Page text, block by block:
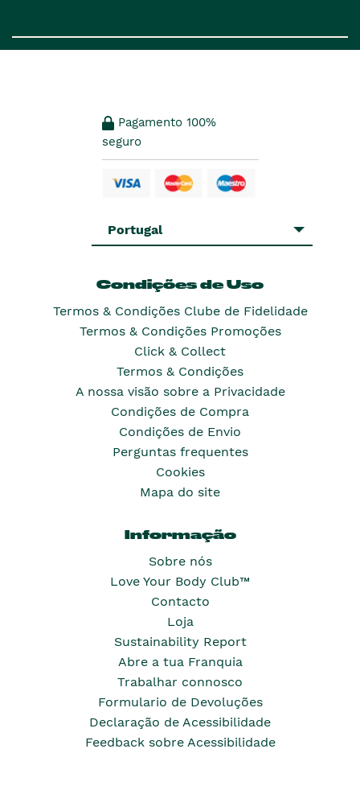
Pagamento 100%
seguro
Portugal
Condições de Uso
Termos & Condições Clube de Fidelidade
Termos & Condições Promoções
Click & Collect
Termos & Condições
A nossa visão sobre a Privacidade
Condições de Compra
Condições de Envio
Perguntas frequentes
Cookies
Mapa do site
Informação
Sobre nós
Love Your Body Club™
Contacto
Loja
Sustainability Report
Abre a tua Franquia
Trabalhar connosco
Formulario de Devoluções
Declaração de Acessibilidade
Feedback sobre Acessibilidade